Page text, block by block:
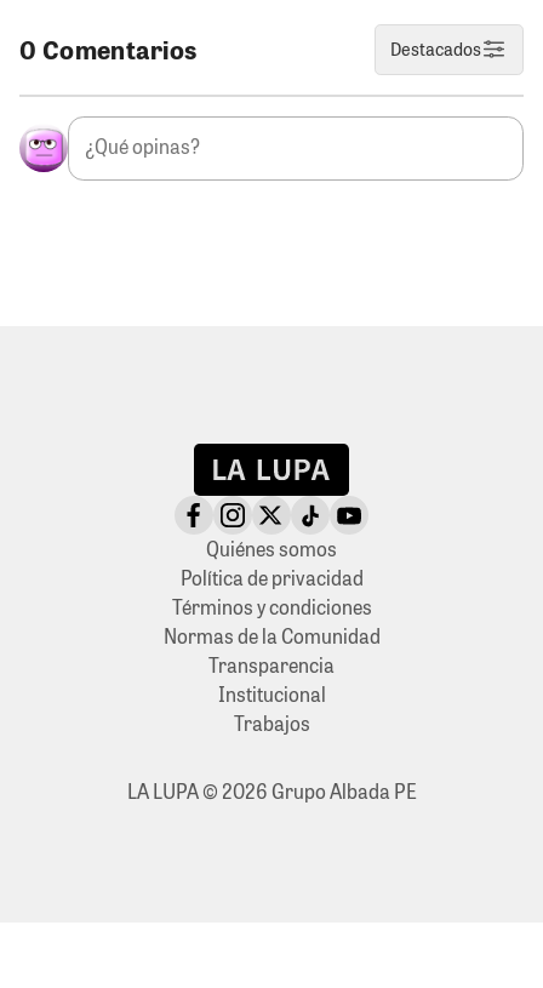
0 Comentarios Destacados
Quiénes somos
Política de privacidad
Términos y condiciones
Normas de la Comunidad
Transparencia
Institucional
Trabajos
LA LUPA © 2026 Grupo Albada PE